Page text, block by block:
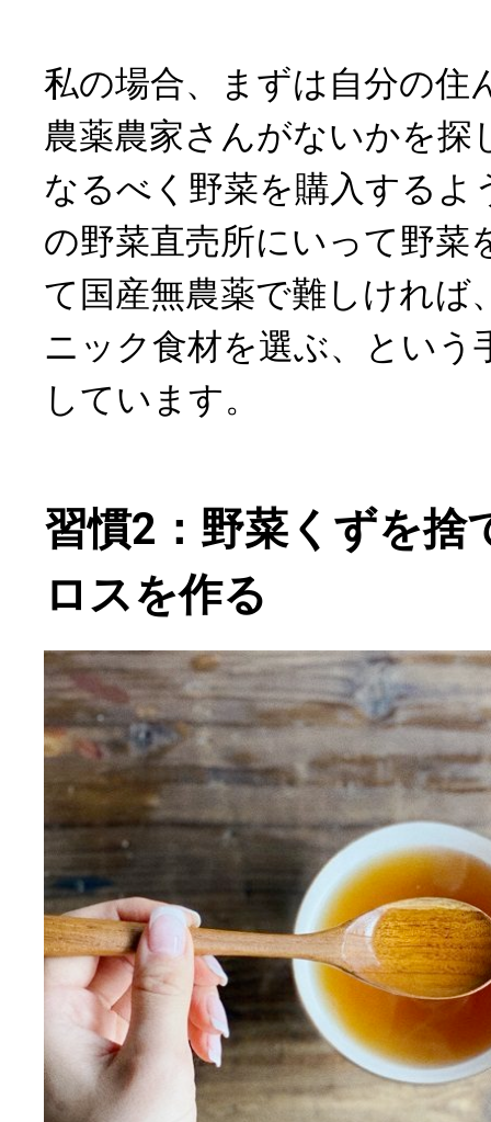
私の場合、まずは自分の住
農薬農家さんがないかを探
なるべく野菜を購入するよ
の野菜直売所にいって野菜
て国産無農薬で難しければ
ニック食材を選ぶ、という
しています。
習慣2：野菜くずを捨
ロスを作る